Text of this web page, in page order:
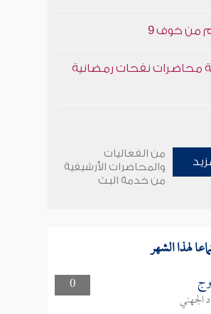
من خوف 9
محاضرات نفحات رمضانية
من الفعاليات
والمحاضرات الأرشيفية
من خدمة البث
لهذا الشهر
0
الجهني